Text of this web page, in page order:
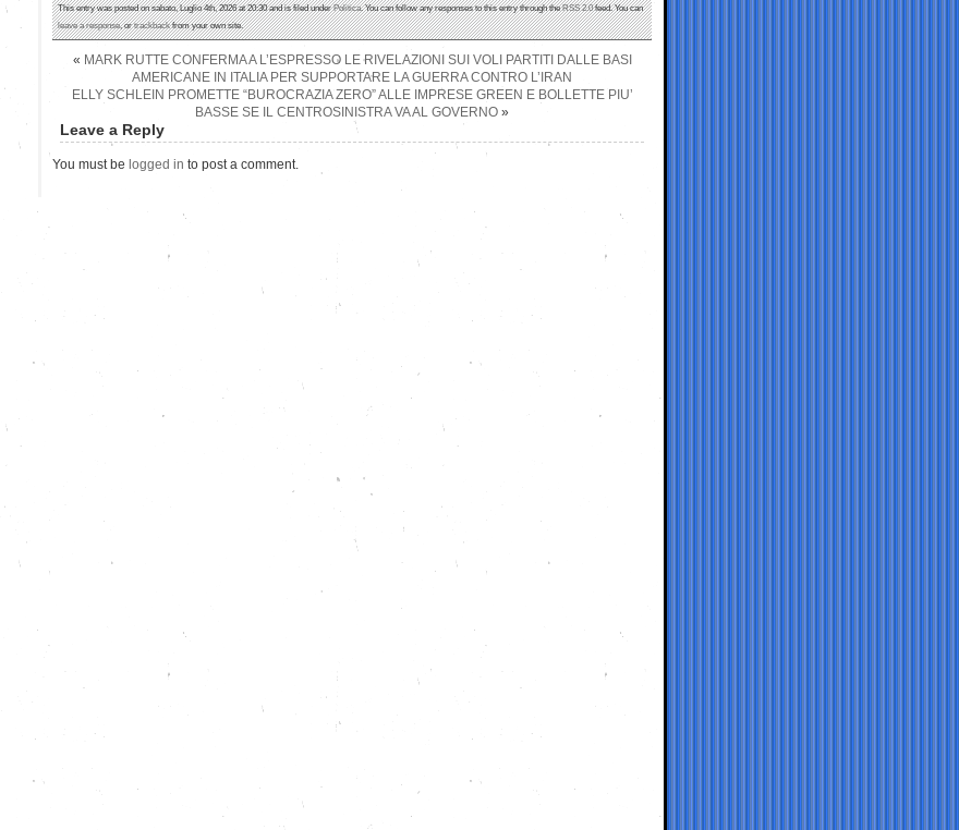
This entry was posted on sabato, Luglio 4th, 2026 at 20:30 and is filed underPolitica. You can follow any responses to this entry through theRSS 2.0feed. You can
leave a response, ortrackbackfrom your own site.
« MARK RUTTE CONFERMA A L’ESPRESSO LE RIVELAZIONI SUI VOLI PARTITI DALLE BASI
AMERICANE IN ITALIA PER SUPPORTARE LA GUERRA CONTRO L’IRAN
ELLY SCHLEIN PROMETTE “BUROCRAZIA ZERO” ALLE IMPRESE GREEN E BOLLETTE PIU’
BASSE SE IL CENTROSINISTRA VA AL GOVERNO »
Leave a Reply
You must be logged in to post a comment.